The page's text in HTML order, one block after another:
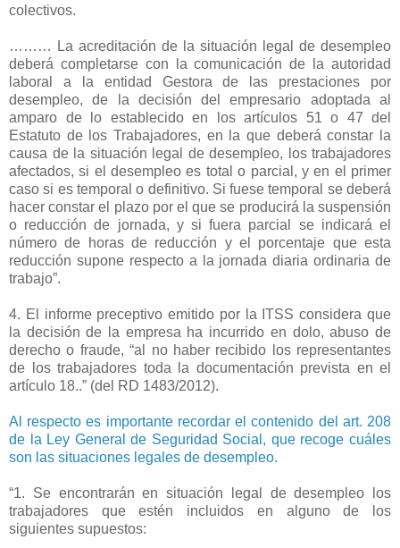
colectivos.
……… La acreditación de la situación legal de desempleo
deberá completarse con la comunicación de la autoridad
laboral a la entidad Gestora de las prestaciones por
desempleo, de la decisión del empresario adoptada al
amparo de lo establecido en los artículos 51 o 47 del
Estatuto de los Trabajadores, en la que deberá constar la
causa de la situación legal de desempleo, los trabajadores
afectados, si el desempleo es total o parcial, y en el primer
caso si es temporal o definitivo. Si fuese temporal se deberá
hacer constar el plazo por el que se producirá la suspensión
o reducción de jornada, y si fuera parcial se indicará el
número de horas de reducción y el porcentaje que esta
reducción supone respecto a la jornada diaria ordinaria de
trabajo”.
4. El informe preceptivo emitido por la ITSS considera que
la decisión de la empresa ha incurrido en dolo, abuso de
derecho o fraude, “al no haber recibido los representantes
de los trabajadores toda la documentación prevista en el
artículo 18..” (del RD 1483/2012).
Al respecto es importante recordar el contenido del art. 208
de la Ley General de Seguridad Social, que recoge cuáles
son las situaciones legales de desempleo.
“1. Se encontrarán en situación legal de desempleo los
trabajadores que estén incluidos en alguno de los
siguientes supuestos: